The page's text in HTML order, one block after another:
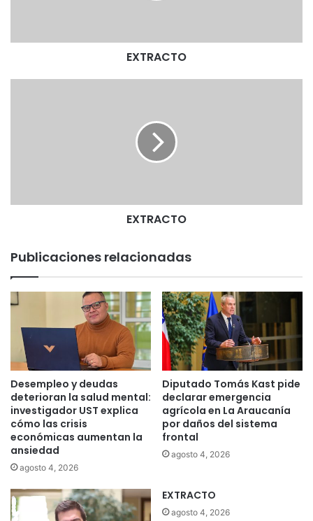
EXTRACTO
EXTRACTO
Publicaciones relacionadas
Desempleo y deudas
deterioran la salud mental:
investigador UST explica
cómo las crisis
económicas aumentan la
ansiedad
agosto 4, 2026
Diputado Tomás Kast pide
declarar emergencia
agrícola en La Araucanía
por daños del sistema
frontal
agosto 4, 2026
EXTRACTO
agosto 4, 2026